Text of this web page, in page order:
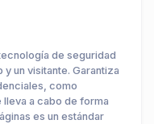
de seguridad
un visitante. Garantiza
como
a cabo de forma
es un estándar